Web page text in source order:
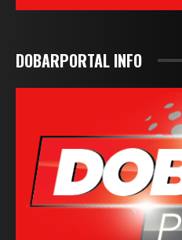
DOBARPORTAL INFO